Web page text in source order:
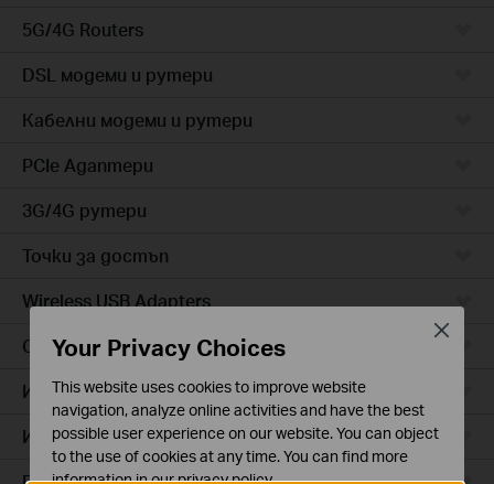
5G/4G Routers
DSL модеми и рутери
Кабелни модеми и рутери
PCIe Адаптери
3G/4G рутери
Точки за достъп
Wireless USB Adapters
Cloud камери
Интелигентни контакти
Интелигентно осветление
Your Privacy Choices
This website uses cookies to improve website
navigation, analyze online activities and have the best
possible user experience on our website. You can object
to the use of cookies at any time. You can find more
information in ourprivacy policy.
Close